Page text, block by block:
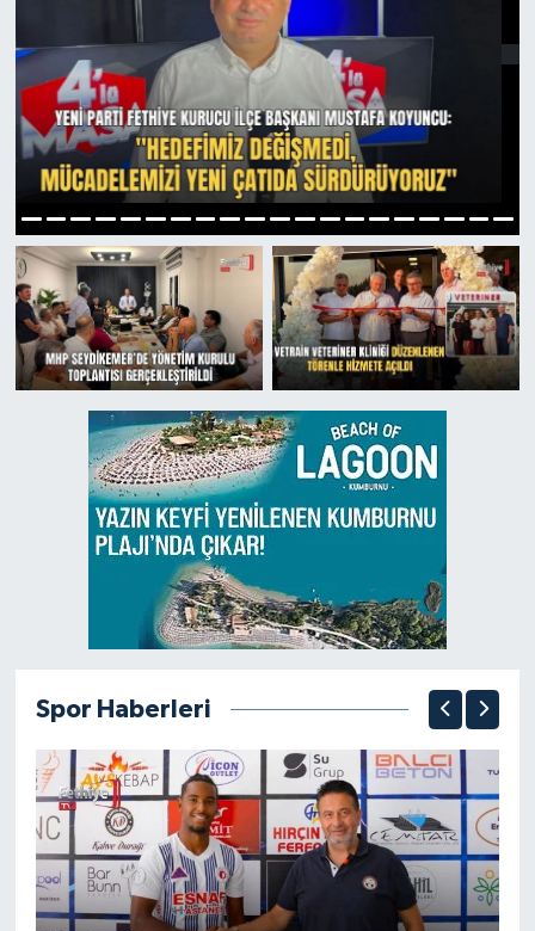
1 2 3 4 5 6 7 8 9 10 11121314151617181920
Spor Haberleri
Turizm